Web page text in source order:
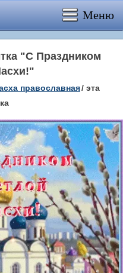
Меню
"С Праздником
православная/ эта